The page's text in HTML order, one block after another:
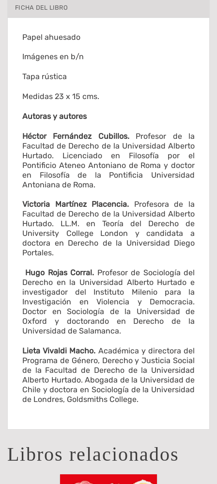
FICHA DEL LIBRO
Papel ahuesado
Imágenes en b/n
Tapa rústica
Medidas 23 x 15 cms.
Autoras y autores
Héctor Fernández Cubillos. Profesor de la
Facultad de Derecho de la Universidad Alberto
Hurtado. Licenciado en Filosofía por el
Pontificio Ateneo Antoniano de Roma y doctor
en Filosofía de la Pontificia Universidad
Antoniana de Roma.
Victoria Martínez Placencia. Profesora de la
Facultad de Derecho de la Universidad Alberto
Hurtado. LL.M. en Teoría del Derecho de
University College London y candidata a
doctora en Derecho de la Universidad Diego
Portales.
Hugo Rojas Corral. Profesor de Sociología del
Derecho en la Universidad Alberto Hurtado e
investigador del Instituto Milenio para la
Investigación en Violencia y Democracia.
Doctor en Sociología de la Universidad de
Oxford y doctorando en Derecho de la
Universidad de Salamanca.
Lieta Vivaldi Macho. Académica y directora del
Programa de Género, Derecho y Justicia Social
de la Facultad de Derecho de la Universidad
Alberto Hurtado. Abogada de la Universidad de
Chile y doctora en Sociología de la Universidad
de Londres, Goldsmiths College.
Libros relacionados